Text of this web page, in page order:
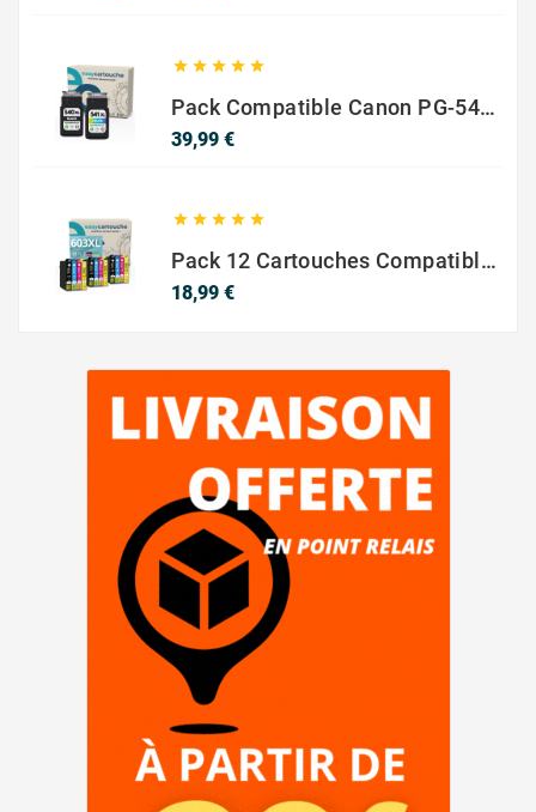
    
Pack Compatible Canon PG-540 XL / CL-541 XL – Noir & Couleur – Haute Capacité
39,99 €Prix
    
Pack 12 Cartouches Compatible EPSON 603XL
18,99 €Prix